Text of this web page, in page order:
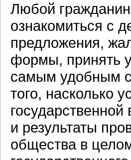
Любой
ознакомиться с
предложения,
формы, принять
самым удобным
того, насколько
и результаты
общества в